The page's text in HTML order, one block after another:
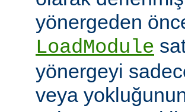
yönergeden
LoadModule
yönergeyi
veya